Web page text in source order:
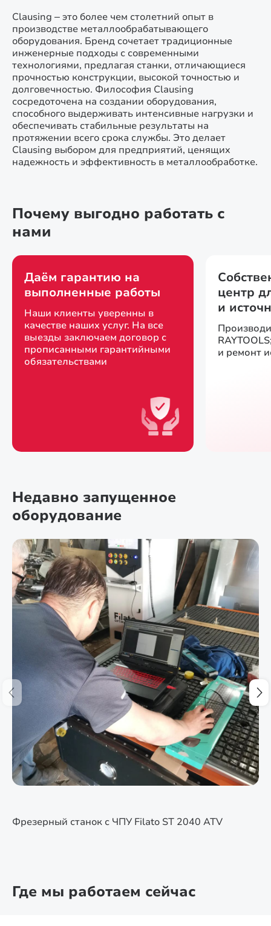
Clausing – это более чем столетний опыт в
производстве металлообрабатывающего
оборудования. Бренд сочетает традиционные
инженерные подходы с современными
технологиями, предлагая станки, отличающиеся
прочностью конструкции, высокой точностью и
долговечностью. Философия Clausing
сосредоточена на создании оборудования,
способного выдерживать интенсивные нагрузки и
обеспечивать стабильные результаты на
протяжении всего срока службы. Это делает
Clausing выбором для предприятий, ценящих
надежность и эффективность в металлообработке.
Почему выгодно работать с
нами
Даём гарантию на
выполненные работы
Наши клиенты уверенны в
качестве наших услуг. На все
выезды заключаем договор с
прописанными гарантийными
обязательствами
центр
и
и ремонт
Недавно запущенное
оборудование
Фрезерный станок с ЧПУ Filato ST 2040 ATV
Где мы работаем сейчас